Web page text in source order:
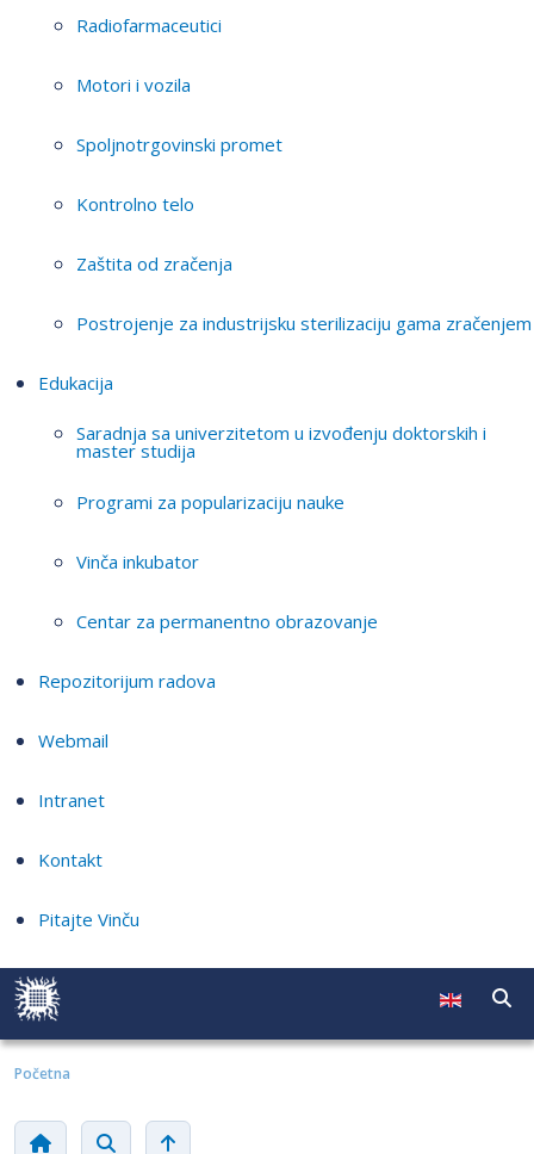
Radiofarmaceutici
Motori i vozila
Spoljnotrgovinski promet
Kontrolno telo
Zaštita od zračenja
Postrojenje za industrijsku sterilizaciju gama zračenjem
Edukacija
Saradnja sa univerzitetom u izvođenju doktorskih i
master studija
Programi za popularizaciju nauke
Vinča inkubator
Centar za permanentno obrazovanje
Repozitorijum radova
Webmail
Intranet
Kontakt
Pitajte Vinču
Početna